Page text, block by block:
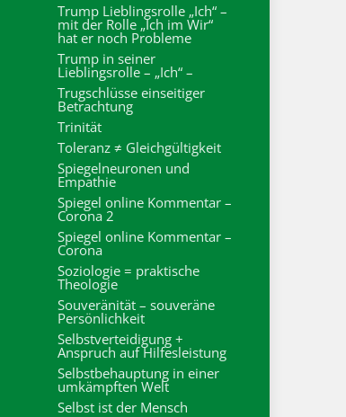
Trump Lieblingsrolle „Ich“ –
mit der Rolle „Ich im Wir“
hat er noch Probleme
Trump in seiner
Lieblingsrolle – „Ich“ –
Trugschlüsse einseitiger
Betrachtung
Trinität
Toleranz ≠ Gleichgültigkeit
Spiegelneuronen und
Empathie
Spiegel online Kommentar –
Corona 2
Spiegel online Kommentar –
Corona
Soziologie = praktische
Theologie
Souveränität – souveräne
Persönlichkeit
Selbstverteidigung +
Anspruch auf Hilfesleistung
Selbstbehauptung in einer
umkämpften Welt
Selbst ist der Mensch